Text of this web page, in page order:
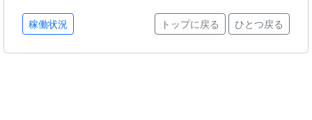
稼働状況 トップに戻る ひとつ戻る